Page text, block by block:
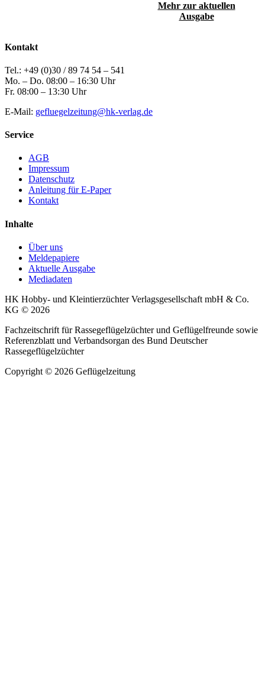
Mehr zur aktuellen
Ausgabe
Kontakt
Tel.: +49 (0)30 / 89 74 54 – 541
Mo. – Do. 08:00 – 16:30 Uhr
Fr. 08:00 – 13:30 Uhr
E-Mail: gefluegelzeitung@hk-verlag.de
Service
AGB
Impressum
Datenschutz
Anleitung für E-Paper
Kontakt
Inhalte
Über uns
Meldepapiere
Aktuelle Ausgabe
Mediadaten
HK Hobby- und Kleintierzüchter Verlagsgesellschaft mbH & Co.
KG © 2026
Fachzeitschrift für Rassegeflügelzüchter und Geflügelfreunde sowie
Referenzblatt und Verbandsorgan des Bund Deutscher
Rassegeflügelzüchter
Copyright © 2026 Geflügelzeitung